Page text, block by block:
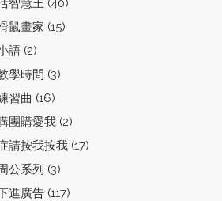
智慧王 (40)
鼠畫家 (15)
語 (2)
學時間 (3)
習曲 (16)
團購愛我 (2)
請按我按我 (17)
公系列 (3)
進廣告 (117)